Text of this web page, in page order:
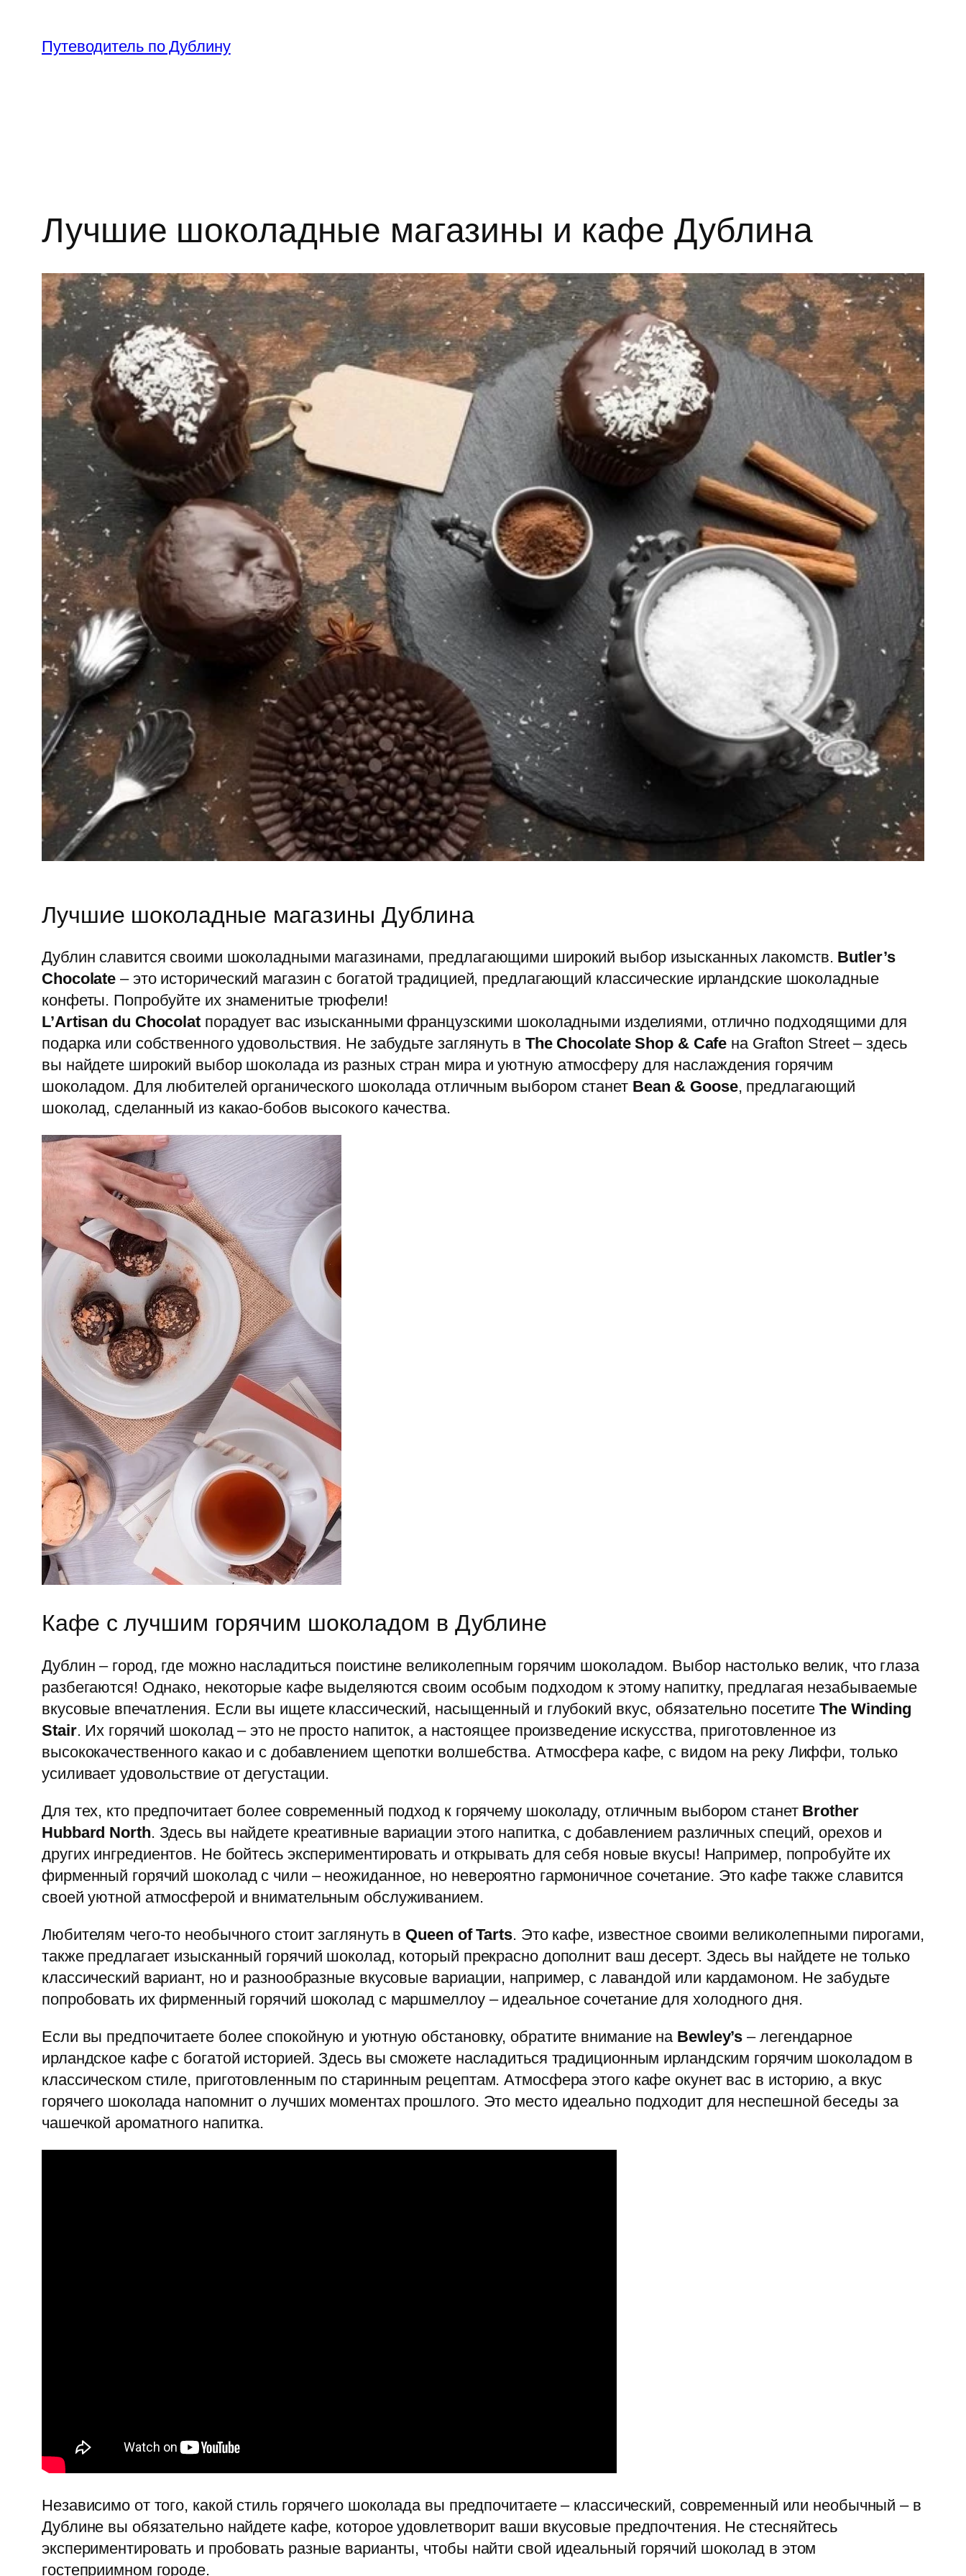
содержимому
Путеводитель по Дублину
Лучшие шоколадные магазины и кафе Дублина
Лучшие шоколадные магазины Дублина
Дублин славится своими шоколадными магазинами, предлагающими широкий выбор изысканных лакомств. Butler’s
Chocolate – это исторический магазин с богатой традицией, предлагающий классические ирландские шоколадные
конфеты. Попробуйте их знаменитые трюфели!
L’Artisan du Chocolatпорадует вас изысканными французскими шоколадными изделиями, отлично подходящими для
подарка или собственного удовольствия. Не забудьте заглянуть в The Chocolate Shop & Cafe на Grafton Street – здесь
вы найдете широкий выбор шоколада из разных стран мира и уютную атмосферу для наслаждения горячим
шоколадом. Для любителей органического шоколада отличным выбором станет Bean & Goose, предлагающий
шоколад, сделанный из какао-бобов высокого качества.
Кафе с лучшим горячим шоколадом в Дублине
Дублин – город, где можно насладиться поистине великолепным горячим шоколадом. Выбор настолько велик, что глаза
разбегаются! Однако, некоторые кафе выделяются своим особым подходом к этому напитку, предлагая незабываемые
вкусовые впечатления. Если вы ищете классический, насыщенный и глубокий вкус, обязательно посетитеThe Winding
Stair. Их горячий шоколад – это не просто напиток, а настоящее произведение искусства, приготовленное из
высококачественного какао и с добавлением щепотки волшебства. Атмосфера кафе, с видом на реку Лиффи, только
усиливает удовольствие от дегустации.
Для тех, кто предпочитает более современный подход к горячему шоколаду, отличным выбором станет Brother
Hubbard North. Здесь вы найдете креативные вариации этого напитка, с добавлением различных специй, орехов и
других ингредиентов. Не бойтесь экспериментировать и открывать для себя новые вкусы! Например, попробуйте их
фирменный горячий шоколад с чили – неожиданное, но невероятно гармоничное сочетание. Это кафе также славится
своей уютной атмосферой и внимательным обслуживанием.
Любителям чего-то необычного стоит заглянуть в Queen of Tarts. Это кафе, известное своими великолепными пирогами,
также предлагает изысканный горячий шоколад, который прекрасно дополнит ваш десерт. Здесь вы найдете не только
классический вариант, но и разнообразные вкусовые вариации, например, с лавандой или кардамоном. Не забудьте
попробовать их фирменный горячий шоколад с маршмеллоу – идеальное сочетание для холодного дня.
Если вы предпочитаете более спокойную и уютную обстановку, обратите внимание на Bewley’s – легендарное
ирландское кафе с богатой историей. Здесь вы сможете насладиться традиционным ирландским горячим шоколадом в
классическом стиле, приготовленным по старинным рецептам. Атмосфера этого кафе окунет вас в историю, а вкус
горячего шоколада напомнит о лучших моментах прошлого. Это место идеально подходит для неспешной беседы за
чашечкой ароматного напитка.
Независимо от того, какой стиль горячего шоколада вы предпочитаете – классический, современный или необычный – в
Дублине вы обязательно найдете кафе, которое удовлетворит ваши вкусовые предпочтения. Не стесняйтесь
экспериментировать и пробовать разные варианты, чтобы найти свой идеальный горячий шоколад в этом
гостеприимном городе.